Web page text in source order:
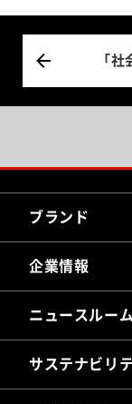
「
ブランド
企業情報
ニュースルーム
サステナビリ